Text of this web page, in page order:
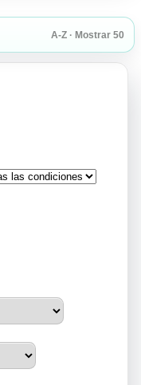
A-Z · Mostrar 50